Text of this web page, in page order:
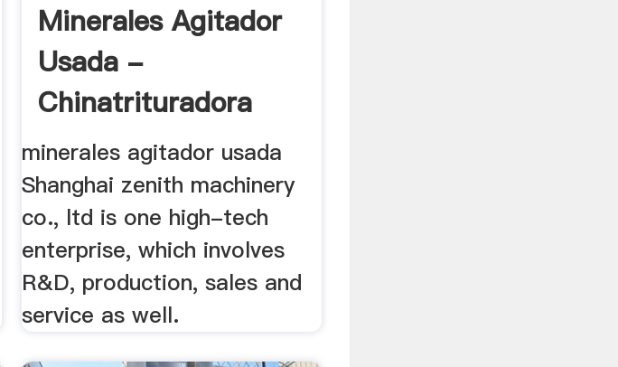
Minerales Agitador
Usada -
Chinatrituradora
minerales agitador usada
Shanghai zenith machinery
co., ltd is one high-tech
enterprise, which involves
R&D, production, sales and
service as well.